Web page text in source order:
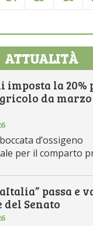
ATTUALITÀ
imposta la 20%
da marzo
d’ossigeno
per il comparto
passa e
del Senato